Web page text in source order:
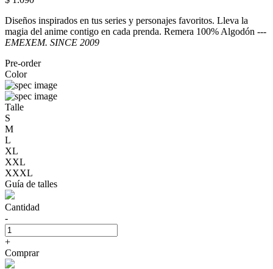
Diseños inspirados en tus series y personajes favoritos. Lleva la
magia del anime contigo en cada prenda. Remera 100% Algodón ---
EMEXEM. SINCE 2009
Pre-order
Color
Talle
S
M
L
XL
XXL
XXXL
Guía de talles
Cantidad
-
+
Comprar